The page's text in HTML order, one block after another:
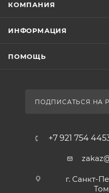
КОМПАНИЯ
ИНФОРМАЦИЯ
ПОМОЩЬ
ПОДПИСАТЬСЯ НА
+7 921 754
г. Санкт-